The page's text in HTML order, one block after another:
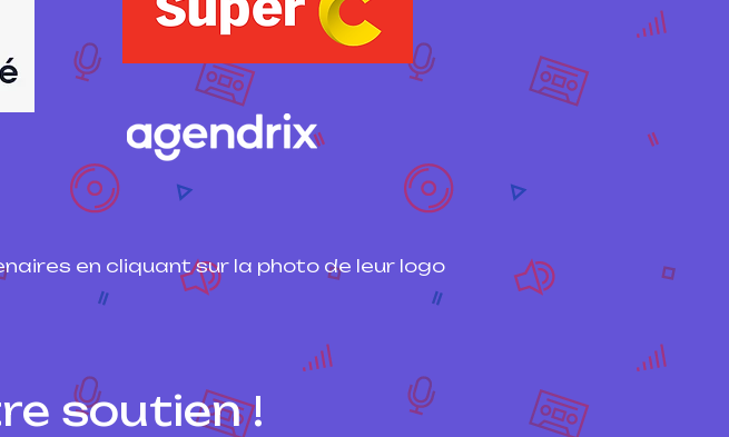
en cliquant sur la photo de leur logo
soutien !